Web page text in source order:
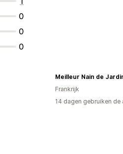
0
0
0
Meilleur Nain de
Frankrijk
14 dagen gebruiken de